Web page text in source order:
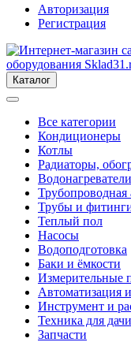
Авторизация
Регистрация
Каталог
Все категории
Кондиционеры
Котлы
Радиаторы,
Водонагреватели
Трубопроводная
Трубы и
Теплый пол
Насосы
Водоподготовка
Баки и ёмкости
Измерительные
Автоматизация
Инструмент и
Техника для дачи
Запчасти